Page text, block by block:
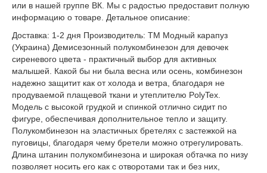
или в нашей группе ВК. Мы с радостью предоставит полную
информацию о товаре. Детальное описание:
Доставка: 1-2 дня Производитель: ТМ Модный карапуз
(Украина) Демисезонный полукомбинезон для девочек
сиреневого цвета - практичный выбор для активных
малышей. Какой бы ни была весна или осень, комбинезон
надежно защитит как от холода и ветра, благодаря не
продуваемой плащевой ткани и утеплителю PolyTex.
Модель с высокой грудкой и спинкой отлично сидит по
фигуре, обеспечивая дополнительное тепло и защиту.
Полукомбинезон на эластичных бретелях с застежкой на
пуговицы, благодаря чему бретели можно отрегулировать.
Длина штанин полукомбинезона и широкая обтачка по низу
позволяет носить его как с отворотами так и без них,